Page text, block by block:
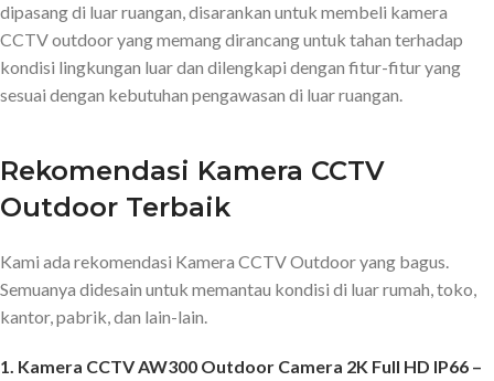
dipasang di luar ruangan, disarankan untuk membeli kamera
CCTV outdoor yang memang dirancang untuk tahan terhadap
kondisi lingkungan luar dan dilengkapi dengan fitur-fitur yang
sesuai dengan kebutuhan pengawasan di luar ruangan.
Rekomendasi Kamera CCTV
Outdoor Terbaik
Kami ada rekomendasi Kamera CCTV Outdoor yang bagus.
Semuanya didesain untuk memantau kondisi di luar rumah, toko,
kantor, pabrik, dan lain-lain.
1. Kamera CCTV AW300 Outdoor Camera 2K Full HD IP66 –